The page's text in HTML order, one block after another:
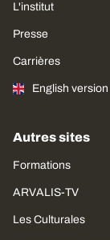
L'institut
Presse
Carrières
English version
Autres sites
Formations
ARVALIS-TV
Les Culturales